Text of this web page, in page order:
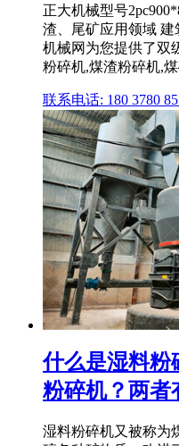
正大机械型号
渣、尾矿应用领域
机械网为您提供了双
粉碎机,煤渣粉碎机,
联系电话: 180 3780
什么是湿料粉
粉碎机？两者
湿料粉碎机又被称为